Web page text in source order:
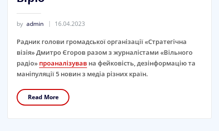
by admin 16.04.2023
Радник голови громадської організації «‎Стратегічна
візія» Дмитро Єгоров разом з журналістами «‎Вільного
радіо» проаналізувавна фейковість, дезінформацію та
маніпуляції 5 новин з медіа різних країн.
Read More